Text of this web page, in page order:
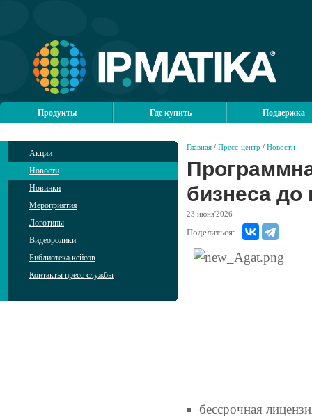
Продукты Где купить Поддержка
Акции
Новости
Новинки
Мероприятия
Логотипы
Видеоролики
Библиотека кейсов
Контакты пресс-службы
Главная / Пресс-центр / Новости
бизнеса до
23 июня'2026
Поделиться:
бессрочная